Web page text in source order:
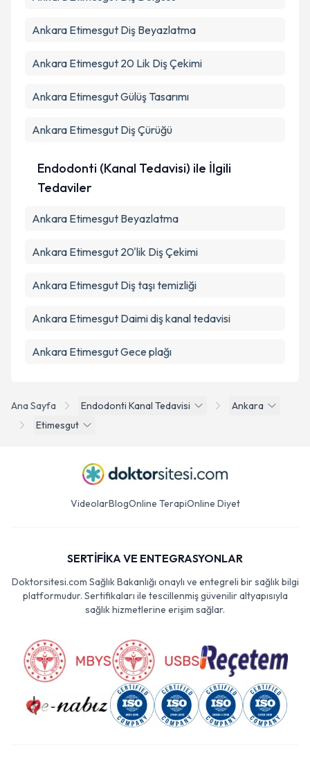
Ana Sayfa Endodonti Kanal Tedavisi
Ankara
Etimesgut
Ankara Etimesgut Diş Beyazlatma
Ankara Etimesgut 20 Lik Diş Çekimi
Ankara Etimesgut Gülüş Tasarımı
Ankara Etimesgut Diş Çürüğü
Endodonti (Kanal Tedavisi) ile İlgili
Tedaviler
Ankara Etimesgut Beyazlatma
Ankara Etimesgut 20'lik Diş Çekimi
Ankara Etimesgut Diş taşı temizliği
Ankara Etimesgut Daimi diş kanal tedavisi
Ankara Etimesgut Gece plağı
VideolarBlogOnline TerapiOnline Diyet
SERTİFİKA VE ENTEGRASYONLAR
Doktorsitesi.com Sağlık Bakanlığı onaylı ve entegreli bir sağlık bilgi
platformudur. Sertifikaları ile tescillenmiş güvenilir altyapısıyla
sağlık hizmetlerine erişim sağlar.